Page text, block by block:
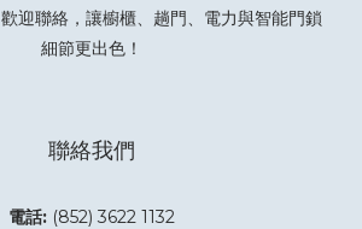
歡迎聯絡 ，讓櫥櫃、趟門、電力與智能門鎖
細節更出色！
聯絡我們
電話: (852) 3622 1132